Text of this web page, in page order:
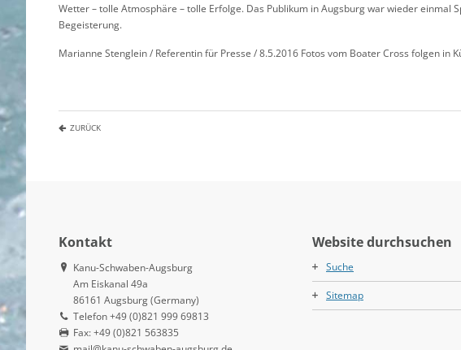
Wetter – tolle Atmosphäre – tolle Erfolge. Das Publikum in Augsburg war wieder einmal
Begeisterung.
Marianne Stenglein / Referentin für Presse / 8.5.2016 Fotos vom Boater Cross folgen in
ZURÜCK
Kontakt
Kanu-Schwaben-Augsburg
Am Eiskanal 49a
86161 Augsburg (Germany)
Telefon +49 (0)821 999 69813
Fax: +49 (0)821 563835
Website durchsuchen
Suche
Sitemap